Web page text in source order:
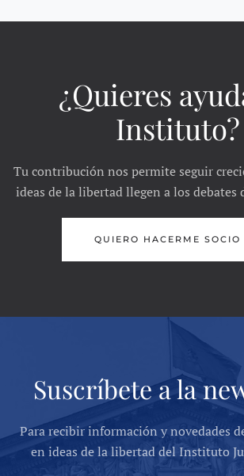
¿Quieres
Instituto?
Tu contribución nos permite seguir
ideas de la libertad llegen a los debates
QUIERO HACERME SOCIO
Suscríbete a la
Para recibir información y novedades
en ideas de la libertad del Instituto